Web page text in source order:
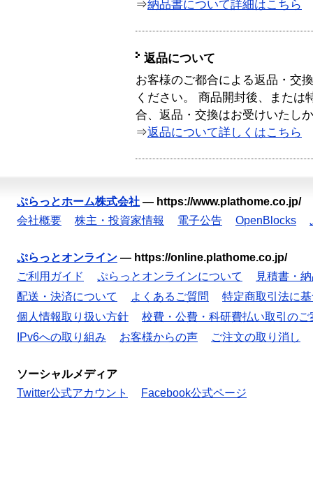
⇒納品書について詳細はこちら
返品について
お客様のご都合による返品・交
ください。 商品開封後、または
合、返品・交換はお受けいたし
⇒返品について詳しくはこちら
ぷらっとホーム株式会社 — https://www.plathome.co.jp/
会社概要
株主・投資家情報 電子公告 OpenBlocks
ぷらっとオンライン — https://online.plathome.co.jp/
ご利用ガイド
ぷらっとオンラインについて
見積書・
配送・決済について
よくあるご質問
特定商取引法に
個人情報取り扱い方針
校費・公費・科研費払い取引のご
IPv6への取り組み
お客様からの声 ご注文の取り消し
ソーシャルメディア
Twitter公式アカウント
Facebook公式ページ